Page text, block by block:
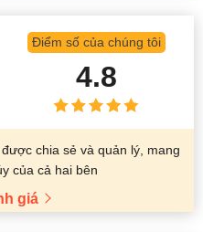
Điểm số của chúng tôi
4.8
chia sẻ và quản lý, mang
của cả hai bên
giá